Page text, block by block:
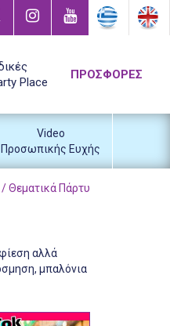
Video
Προσωπικής Ευχής
/ Θεματικά Πάρτυ
αλλά
μπαλόνια
Place
ΠΡΟΣΦΟΡΕΣ